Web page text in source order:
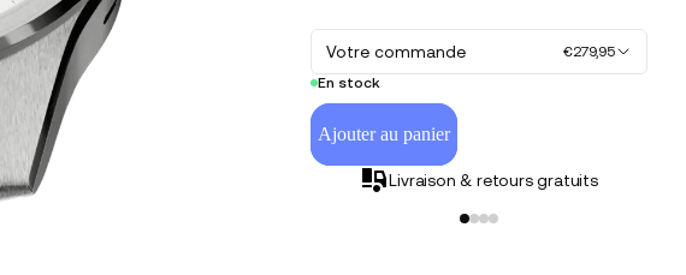
Votre commande
€279,95
En stock
Ajouter au panier
Livraison & retours gratuits